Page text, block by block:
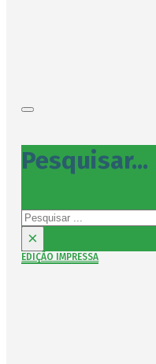
Pesquisar...
Pesquisar
×
EDIÇÃO IMPRESSA